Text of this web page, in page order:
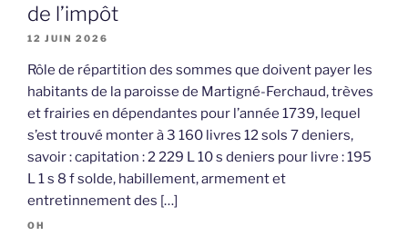
de l’impôt
12 JUIN 2026
Rôle de répartition des sommes que doivent payer les
habitants de la paroisse de Martigné-Ferchaud, trèves
et frairies en dépendantes pour l’année 1739, lequel
s’est trouvé monter à 3 160 livres 12 sols 7 deniers,
savoir : capitation : 2 229 L 10 s deniers pour livre : 195
L 1 s 8 f solde, habillement, armement et
entretinnement des […]
OH